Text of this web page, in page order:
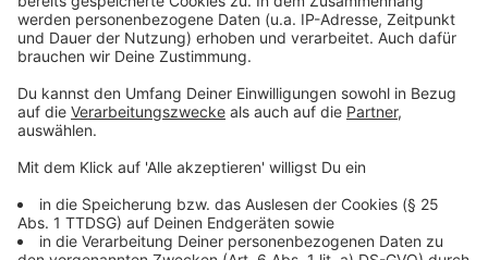
Details durch und stimmen Sie der
Nutzung des Service zu, um dieses
Video anzusehen.
Mehr Informationen
Akzeptieren
powered by Usercentrics Consent
Management Platform
Udo Lindenberg meldet sich nach fast eineinhalb
Der Song des ungewöhnlichen Duos ist bei uns zu
hören.
Anzeige